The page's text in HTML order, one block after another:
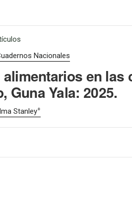
Nacionales
en las
Guna Yala: 2025.
Stanley+